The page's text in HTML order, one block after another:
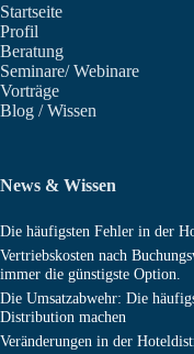
Startseite
Profil
Beratung
Seminare/ Webinare
Vorträge
Blog / Wissen
News & Wissen
Die häufigsten Fehler in der
Vertriebskosten nach
immer die günstigste Option.
Die Umsatzabwehr: Die
Distribution machen
Veränderungen in der